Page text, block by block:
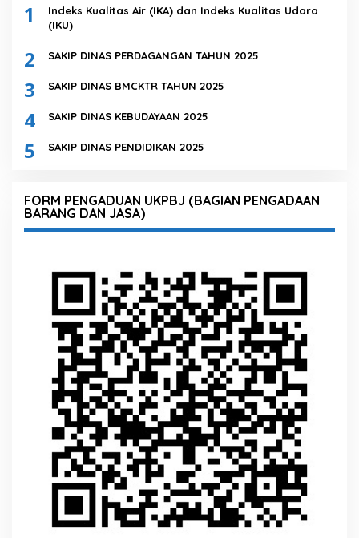
1
Indeks Kualitas Air (IKA) dan Indeks Kualitas Udara
(IKU)
2 SAKIP DINAS PERDAGANGAN TAHUN 2025
3 SAKIP DINAS BMCKTR TAHUN 2025
4 SAKIP DINAS KEBUDAYAAN 2025
5 SAKIP DINAS PENDIDIKAN 2025
FORM PENGADUAN UKPBJ (BAGIAN PENGADAAN
BARANG DAN JASA)